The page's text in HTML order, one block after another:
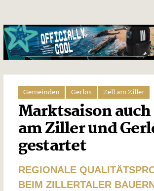
Gemeinden Gerlos Zell am Ziller
Marktsaison
am Ziller und
gestartet
REGIONALE
BEIM ZILLERTALER